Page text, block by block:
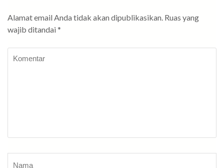
Alamat email Anda tidak akan dipublikasikan. Ruas yang
wajib ditandai *